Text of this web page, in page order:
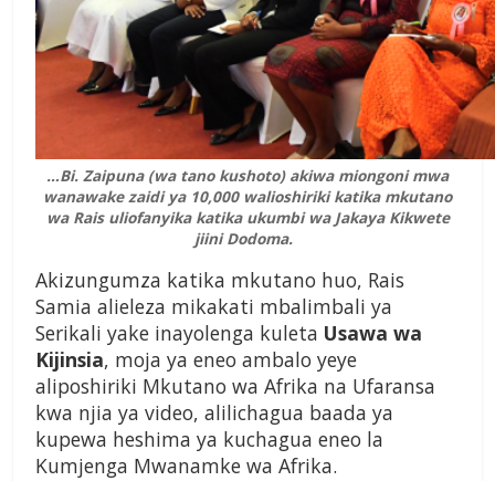
…Bi. Zaipuna (wa tano kushoto) akiwa miongoni mwa
wanawake zaidi ya 10,000 walioshiriki katika mkutano
wa Rais uliofanyika katika ukumbi wa Jakaya Kikwete
jiini Dodoma.
Akizungumza katika mkutano huo, Rais
Samia alieleza mikakati mbalimbali ya
Serikali yake inayolenga kuleta Usawa wa
Kijinsia, moja ya eneo ambalo yeye
aliposhiriki Mkutano wa Afrika na Ufaransa
kwa njia ya video, alilichagua baada ya
kupewa heshima ya kuchagua eneo la
Kumjenga Mwanamke wa Afrika.